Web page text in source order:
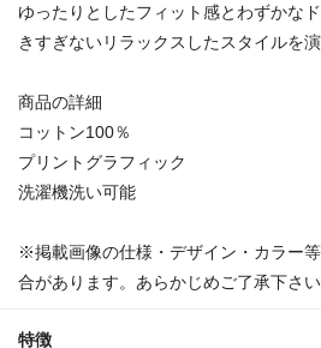
ゆったりとしたフィット感とわずかな
きすぎないリラックスしたスタイルを演
商品の詳細
コットン100％
プリントグラフィック
洗濯機洗い可能
※掲載画像の仕様・デザイン・カラー
合があります。あらかじめご了承下さい
特徴